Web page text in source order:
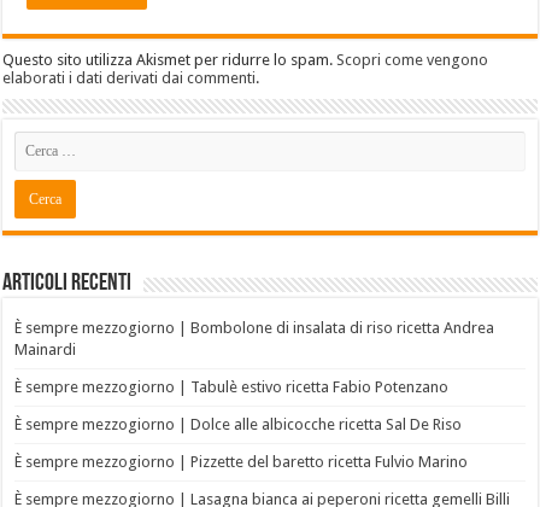
Questo sito utilizza Akismet per ridurre lo spam.Scopri come vengono
elaborati i dati derivati dai commenti.
Articoli recenti
È sempre mezzogiorno | Bombolone di insalata di riso ricetta Andrea
Mainardi
È sempre mezzogiorno | Tabulè estivo ricetta Fabio Potenzano
È sempre mezzogiorno | Dolce alle albicocche ricetta Sal De Riso
È sempre mezzogiorno | Pizzette del baretto ricetta Fulvio Marino
È sempre mezzogiorno | Lasagna bianca ai peperoni ricetta gemelli Billi